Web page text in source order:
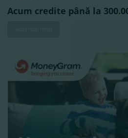
Acum credite până la